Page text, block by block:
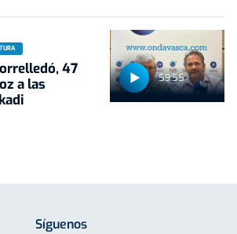
59:55
47
a las
Síguenos